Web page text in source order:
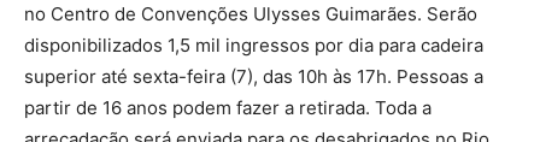
no Centro de Convenções Ulysses Guimarães. Serão
disponibilizados 1,5 mil ingressos por dia para cadeira
superior até sexta-feira (7), das 10h às 17h. Pessoas a
partir de 16 anos podem fazer a retirada. Toda a